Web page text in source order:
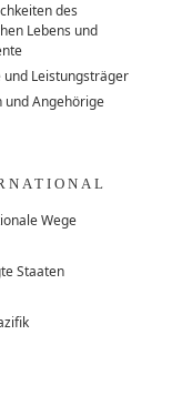
des
Lebens und
und Leistungsträger
und Angehörige
Wege
Staaten